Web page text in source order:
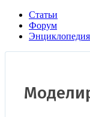
Статьи
Форум